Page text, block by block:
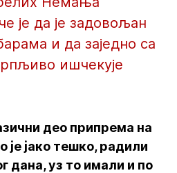
је да је задовољан
и да заједно са
ишчекује
део припрема на
јако тешко, радили
дана, уз то имали и по